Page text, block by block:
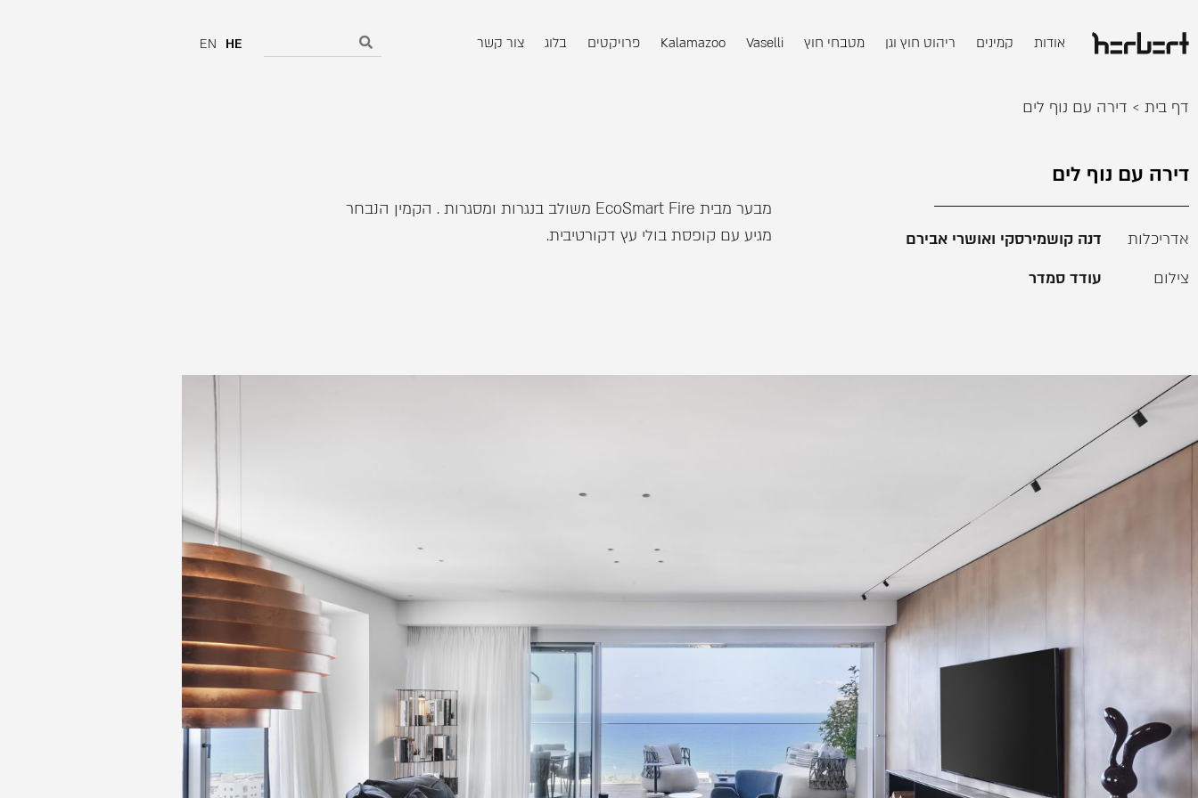
אודות קמינים ריהוט חוץ וגן מטבחי חוץ Vaselli
Kalamazoo פרויקטים בלוג צור קשר HE
EN
דף בית > דירה עם נוף לים
דירה עם נוף לים
אדריכלות
דנה קושמירסקי ואושרי אבירם
צילום
עודד סמדר
מבער מבית EcoSmart Fire משולב בנגרות ומסגרות . הקמין הנבחר
מגיע עם קופסת בולי עץ דקורטיבית.